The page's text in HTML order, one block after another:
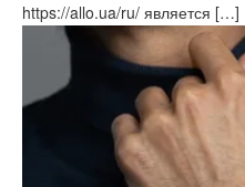
https://allo.ua/ru/ является […]